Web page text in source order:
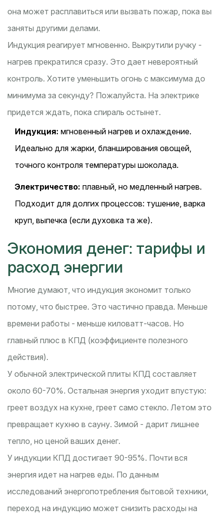
она может расплавиться или вызвать пожар, пока вы
заняты другими делами.
Индукция реагирует мгновенно. Выкрутили ручку -
нагрев прекратился сразу. Это дает невероятный
контроль. Хотите уменьшить огонь с максимума до
минимума за секунду? Пожалуйста. На электрике
придется ждать, пока спираль остынет.
Индукция: мгновенный нагрев и охлаждение.
Идеально для жарки, бланширования овощей,
точного контроля температуры шоколада.
Электричество: плавный, но медленный нагрев.
Подходит для долгих процессов: тушение, варка
круп, выпечка (если духовка та же).
Экономия денег: тарифы и
расход энергии
Многие думают, что индукция экономит только
потому, что быстрее. Это частично правда. Меньше
времени работы - меньше киловатт-часов. Но
главный плюс в КПД (коэффициенте полезного
действия).
У обычной электрической плиты КПД составляет
около 60-70%. Остальная энергия уходит впустую:
греет воздух на кухне, греет само стекло. Летом это
превращает кухню в сауну. Зимой - дарит лишнее
тепло, но ценой ваших денег.
У индукции КПД достигает 90-95%. Почти вся
энергия идет на нагрев еды. По данным
исследований энергопотребления бытовой техники,
переход на индукцию может снизить расходы на